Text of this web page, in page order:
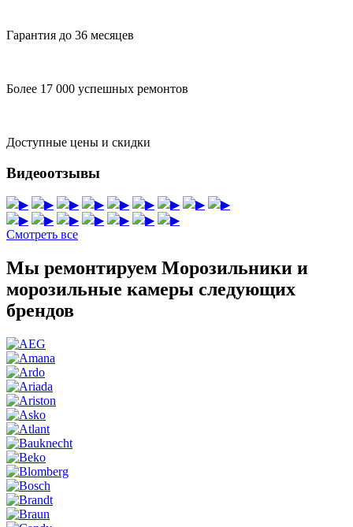
Гарантия до 36 месяцев
Более 17 000 успешных ремонтов
Доступные цены и скидки
Видеоотзывы
▶ ▶ ▶ ▶ ▶ ▶ ▶ ▶
▶
▶
▶ ▶ ▶ ▶ ▶
▶
Смотреть все
Мы ремонтируем Морозильники и
морозильные камеры следующих
брендов